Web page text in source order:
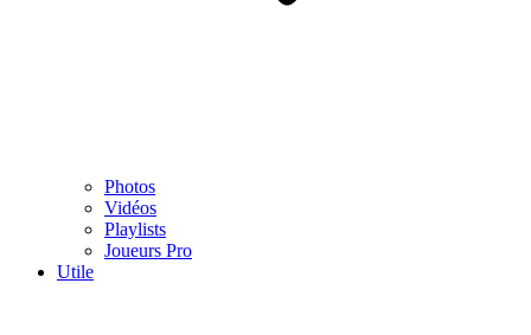
Photos
Vidéos
Playlists
Joueurs Pro
Utile